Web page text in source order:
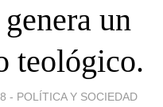
un
teológico.
- POLÍTICA Y SOCIEDAD